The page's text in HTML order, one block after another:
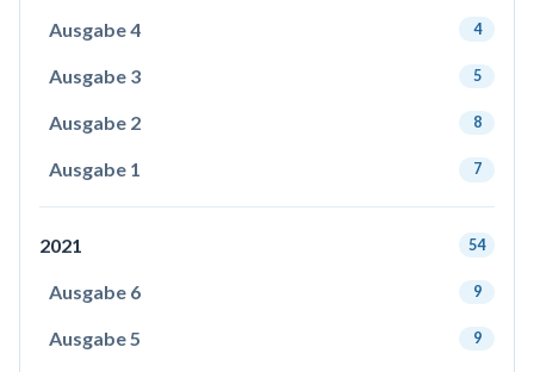
Ausgabe 4 4
Ausgabe 3 5
Ausgabe 2 8
Ausgabe 1 7
2021 54
Ausgabe 6 9
Ausgabe 5 9